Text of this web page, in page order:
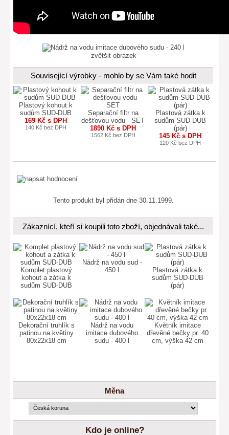
zvětšit obrázek
Související výrobky - mohlo by se Vám také hodit
Plastový kohout k
sudům SUD-DUB
169 Kč s DPH
140 Kč bez DPH
Separační filtr na
dešťovou vodu - SET
1890 Kč s DPH
1562 Kč bez DPH
Plastová zátka k
sudům SUD-DUB
(pár)
145 Kč s DPH
120 Kč bez DPH
Tento produkt byl přidán dne 30.11.1999.
Zákaznící, kteří si koupili toto zboží, objednávali také...
Komplet plastový
kohout a zátka k
sudům SUD-DUB
Nádrž na vodu sud -
450 l
Plastová zátka k
sudům SUD-DUB
(pár)
Dekorační truhlík s
patinou na květiny
80x22x18 cm
Nádrž na vodu
imitace dubového
sudu - 400 l
Květník imitace
dřevěné bečky pr. 40
cm, výška 42 cm
Měna
Kdo je online?